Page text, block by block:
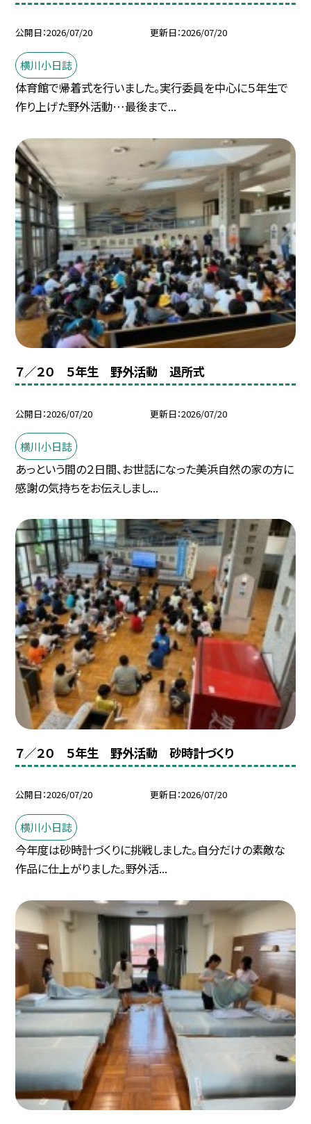
公開日 2026/07/20 更新日 2026/07/20
横川小日誌
体育館で帰着式を行いました。実行委員を中心に５年生で
作り上げた野外活動…最後まで...
７／２０ ５年生 野外活動 退所式
公開日 2026/07/20 更新日 2026/07/20
横川小日誌
あっという間の２日間、お世話になった美浜自然の家の方に
感謝の気持ちをお伝えしまし...
７／２０ ５年生 野外活動 砂時計づくり
公開日 2026/07/20 更新日 2026/07/20
横川小日誌
今年度は砂時計づくりに挑戦しました。自分だけの素敵な
作品に仕上がりました。野外活...